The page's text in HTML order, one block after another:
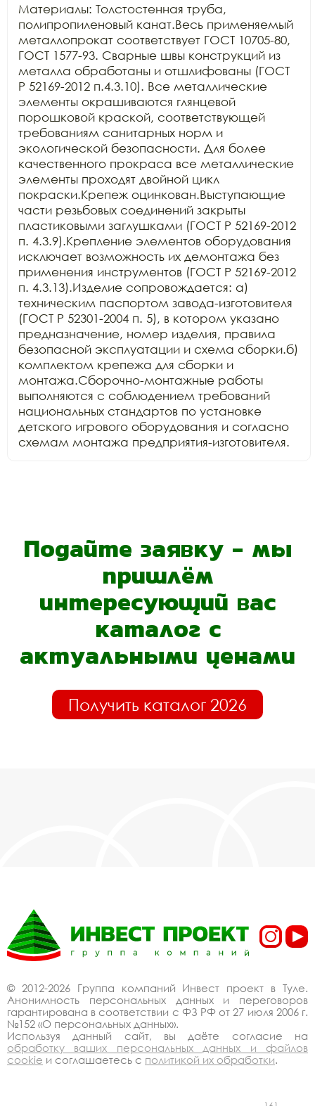
Материалы: Толстостенная труба,
полипропиленовый канат.Весь применяемый
металлопрокат соответствует ГОСТ 10705-80,
ГОСТ 1577-93. Сварные швы конструкций из
металла обработаны и отшлифованы (ГОСТ
Р 52169-2012 п.4.3.10). Все металлические
элементы окрашиваются глянцевой
порошковой краской, соответствующей
требованиям санитарных норм и
экологической безопасности. Для более
качественного прокраса все металлические
элементы проходят двойной цикл
покраски.Крепеж оцинкован.Выступающие
части резьбовых соединений закрыты
пластиковыми заглушками (ГОСТ Р 52169-2012
п. 4.3.9).Крепление элементов оборудования
исключает возможность их демонтажа без
применения инструментов (ГОСТ Р 52169-2012
п. 4.3.13).Изделие сопровождается: а)
техническим паспортом завода-изготовителя
(ГОСТ Р 52301-2004 п. 5), в котором указано
предназначение, номер изделия, правила
безопасной эксплуатации и схема сборки.б)
комплектом крепежа для сборки и
монтажа.Сборочно-монтажные работы
выполняются с соблюдением требований
национальных стандартов по установке
детского игрового оборудования и согласно
схемам монтажа предприятия-изготовителя.
Подайте заявку - мы
пришлём
интересующий вас
каталог с
актуальными ценами
Получить каталог 2026
© 2012-2026 Группа компаний Инвест проект в Туле.
Анонимность персональных данных и переговоров
гарантирована в соответствии с ФЗ РФ от 27 июля 2006 г.
№152 «О персональных данных».
Используя данный сайт, вы даёте согласие на
обработку ваших персональных данных и файлов
cookie и соглашаетесь с политикой их обработки.